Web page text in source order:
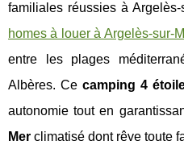
familiales réussies à Argelès-
homes à louer à Argelès-sur-
entre les plages
Albères. Cecamping 4
autonomie tout en
Mer climatisé dont rêve toute